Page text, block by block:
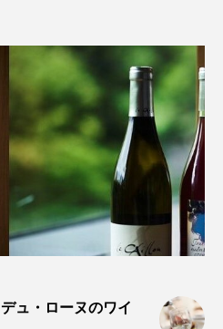
ュ・ローヌのワイ